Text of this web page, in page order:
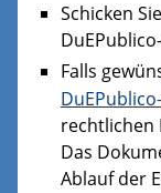
Schicken
Falls
rechtlichen
Das
Ablauf der